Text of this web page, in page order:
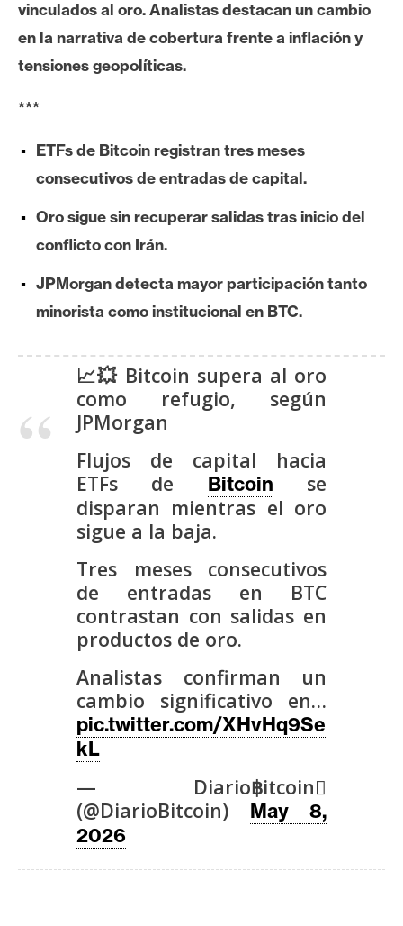
n
e
r
u
m
A
á
N
P
a
vinculados al oro.Analistas destacan un cambio
en la narrativa de cobertura frente a inflación y
tensiones geopolíticas.
***
ETFs de Bitcoin registran tres meses
consecutivos de entradas de capital.
Oro sigue sin recuperar salidas tras inicio del
conflicto con Irán.
JPMorgan detecta mayor participación tanto
minorista como institucional en BTC.
📈💥 Bitcoin supera al oro
como refugio, según
JPMorgan
Flujos de capital hacia
ETFs de Bitcoin se
disparan mientras el oro
sigue a la baja.
Tres meses consecutivos
de entradas en BTC
contrastan con salidas en
productos de oro.
Analistas confirman un
cambio significativo en…
pic.twitter.com/XHvHq9Se
kL
— Diario฿itcoin
(@DiarioBitcoin) May 8,
2026